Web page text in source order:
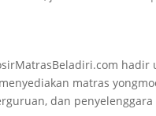
matras
dan